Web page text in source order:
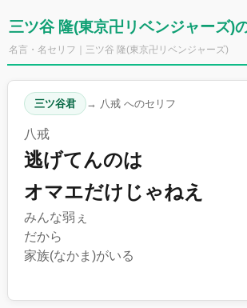
三ツ谷 隆(東京卍リベンジャーズ)
名言・名セリフ｜三ツ谷 隆(東京卍リベンジャーズ)
三ツ谷君 → 八戒 へのセリフ
八戒
逃げてんのは
オマエだけじゃねえ
みんな弱ぇ
だから
家族(なかま)がいる